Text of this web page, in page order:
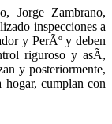
Jorge Zambrano,
inspecciones a
y PerÃº y deben
riguroso y asÃ­,
y posteriormente,
hogar, cumplan con